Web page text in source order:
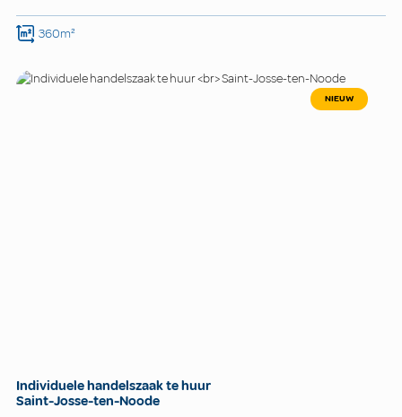
360m²
NIEUW
Individuele handelszaak te huur
Saint-Josse-ten-Noode